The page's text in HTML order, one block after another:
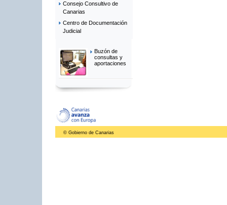
Consejo Consultivo de
Canarias
Centro de Documentación
Judicial
Buzón de
consultas y
aportaciones
© Gobierno de Canarias